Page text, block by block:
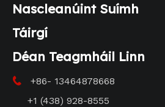
Nascleanúint Suímh
Táirgí
Déan Teagmháil Linn

+86- 13464878668
+1 (438) 928-8555